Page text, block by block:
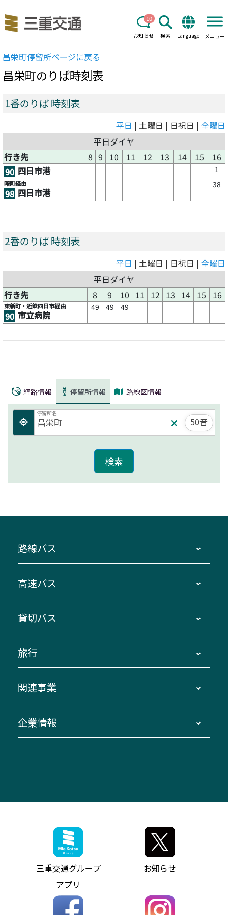
お知らせ
10
検索 Language メニュー
昌栄町停留所ページに戻る
昌栄町のりば時刻表
1番のりば 時刻表
平日 | 土曜日 | 日祝日 | 全曜日
平日ダイヤ
行き先
8 9 10 11 12 13 14 15
16
90 四日市港 1
曙町経由
98 四日市港
38
2番のりば 時刻表
平日 | 土曜日 | 日祝日 | 全曜日
平日ダイヤ
行き先
8 9 10 11 12 13 14 15 16
東新町・近鉄四日市経由
90 市立病院
49 49 49
経路情報 停留所情報 路線図情報
停留所名
50音
路線バス
主要停留所案内図・時刻表
路線バスのご利用方法
三重交通接近情報バスロケーションシステム
迂回・休止について
臨時バスについて
伊勢二見鳥羽周遊バスCANばす
「みえブルーライン」（三重大学病院直通バ
神都ライナー
ミジュマルのラッピングバス（鈴鹿管内）
参宮バス
神都バス
パールシャトル
バス情報の見える化
高速バス
南紀・VISON～横浜・東京・埼玉
伊賀～名古屋
南紀～VISON～名古屋
湯の山温泉～名古屋
桑名・長島温泉・金城ふ頭駅～中部国際空港
（休止中）
お客様駐車場のご案内
アイコンの説明
インターネット予約
よくあるご質問
お問い合わせ
貸切バス
貸切バスのご利用について
お問い合わせ
旅行
貸切バス団体旅行
美し国周遊ばす
関連事業
自家用自動車車両運行管理
ザ・バスコレクション三重交通バスセット
三重交通公式グッズ
企業情報
ファンコーナー
お問い合わせ
お知らせ・最新情報一覧
ニュースリリース
お問い合わせ
個人情報保護方針
三重交通グループ
アプリ
お知らせ